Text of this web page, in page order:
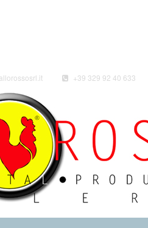
+39 329 92 40 633